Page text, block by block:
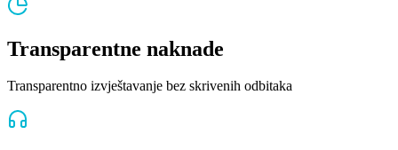
Transparentne naknade
Transparentno izvještavanje bez skrivenih odbitaka